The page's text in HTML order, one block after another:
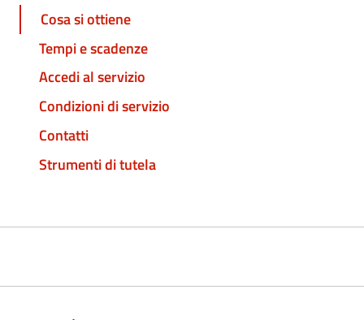
Cosa si ottiene
Tempi e scadenze
Accedi al servizio
Condizioni di servizio
Contatti
Strumenti di tutela